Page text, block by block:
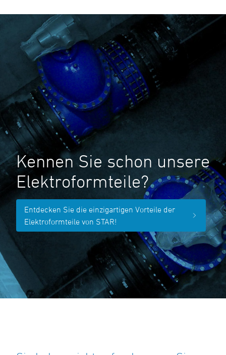
Kennen Sie schon unsere
Elektroformteile?
Entdecken Sie die einzigartigen Vorteile der
Elektroformteile von STAR!